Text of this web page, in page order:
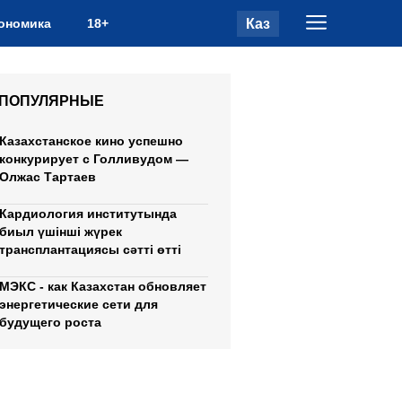
18+ Каз
Казахстанское кино успешно
конкурирует с Голливудом —
Олжас Тартаев
Кардиология институтында
биыл үшінші жүрек
трансплантациясы сәтті өтті
МЭКС - как Казахстан обновляет
энергетические сети для
будущего роста